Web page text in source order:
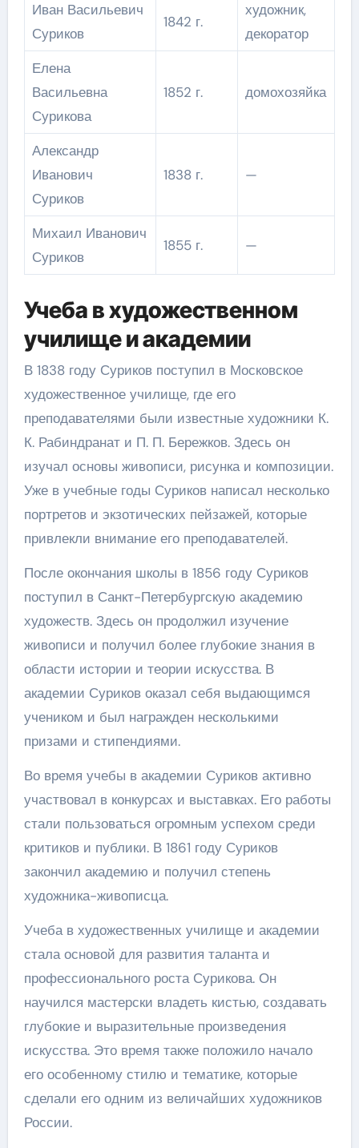
Иван Васильевич
Суриков
1842 г.
художник,
декоратор
Елена
Васильевна
Сурикова
1852 г. домохозяйка
Александр
Иванович
Суриков
1838 г. —
Михаил Иванович
Суриков
1855 г. —
Учеба в художественном
училище и академии
В 1838 году Суриков поступил в Московское
художественное училище, где его
преподавателями были известные художники К.
К. Рабиндранат и П. П. Бережков. Здесь он
изучал основы живописи, рисунка и композиции.
Уже в учебные годы Суриков написал несколько
портретов и экзотических пейзажей, которые
привлекли внимание его преподавателей.
После окончания школы в 1856 году Суриков
поступил в Санкт-Петербургскую академию
художеств. Здесь он продолжил изучение
живописи и получил более глубокие знания в
области истории и теории искусства. В
академии Суриков оказал себя выдающимся
учеником и был награжден несколькими
призами и стипендиями.
Во время учебы в академии Суриков активно
участвовал в конкурсах и выставках. Его работы
стали пользоваться огромным успехом среди
критиков и публики. В 1861 году Суриков
закончил академию и получил степень
художника-живописца.
Учеба в художественных училище и академии
стала основой для развития таланта и
профессионального роста Сурикова. Он
научился мастерски владеть кистью, создавать
глубокие и выразительные произведения
искусства. Это время также положило начало
его особенному стилю и тематике, которые
сделали его одним из величайших художников
России.